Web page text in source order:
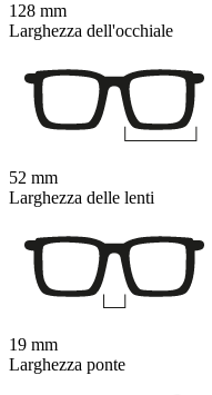
128 mm
Larghezza dell'occhiale
52 mm
Larghezza delle lenti
19 mm
Larghezza ponte